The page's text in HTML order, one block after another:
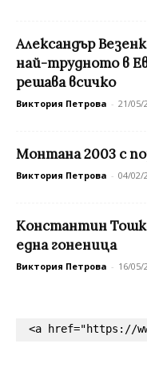
Александър
най-трудното в
решава всичко
Виктория Петрова - 21/05/
Mонтана 2003 с
Виктория Петрова - 04/02/
Константин
една гоненица
Виктория Петрова - 16/05/
<a href="https://